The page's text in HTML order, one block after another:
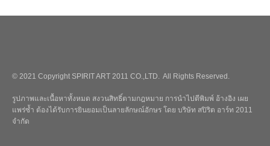
© 2021 Copyright SPIRIT ART 2011 CO.,LTD. All Rights Reserved.
รูปภาพและเนื้อหาทั้งหมด สงวนสิทธิ์ตามกฎหมาย การนำไปตีพิมพ์ อ้างอิง เผย
แพร่ซ้ำ ต้องได้รับการยินยอมเป็นลายลักษณ์อักษร โดย บริษัท สปิริต อาร์ท 2011
จำกัด